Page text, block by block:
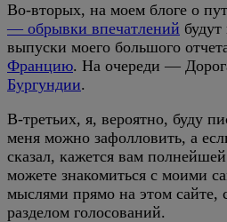
Во-вторых, на моем блоге о
— обрывки впечатлений
выпуски моего большого
Францию. На очереди —
Бургундии.
В-третьих, я, вероятно, буду
меня можно зафолловить, а
сказал, кажется вам
можете знакомиться с моими
мыслями прямо на этом сайте,
разделом голосований.